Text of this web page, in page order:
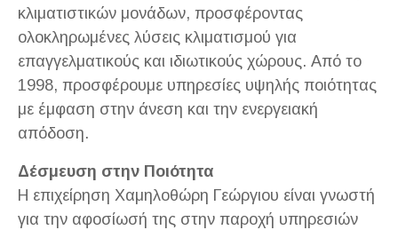
κλιματιστικών μονάδων, προσφέροντας
ολοκληρωμένες λύσεις κλιματισμού για
επαγγελματικούς και ιδιωτικούς χώρους. Από το
1998, προσφέρουμε υπηρεσίες υψηλής ποιότητας
με έμφαση στην άνεση και την ενεργειακή
απόδοση.
Δέσμευση στην Ποιότητα
Η επιχείρηση Χαμηλοθώρη Γεώργιου είναι γνωστή
για την αφοσίωσή της στην παροχή υπηρεσιών